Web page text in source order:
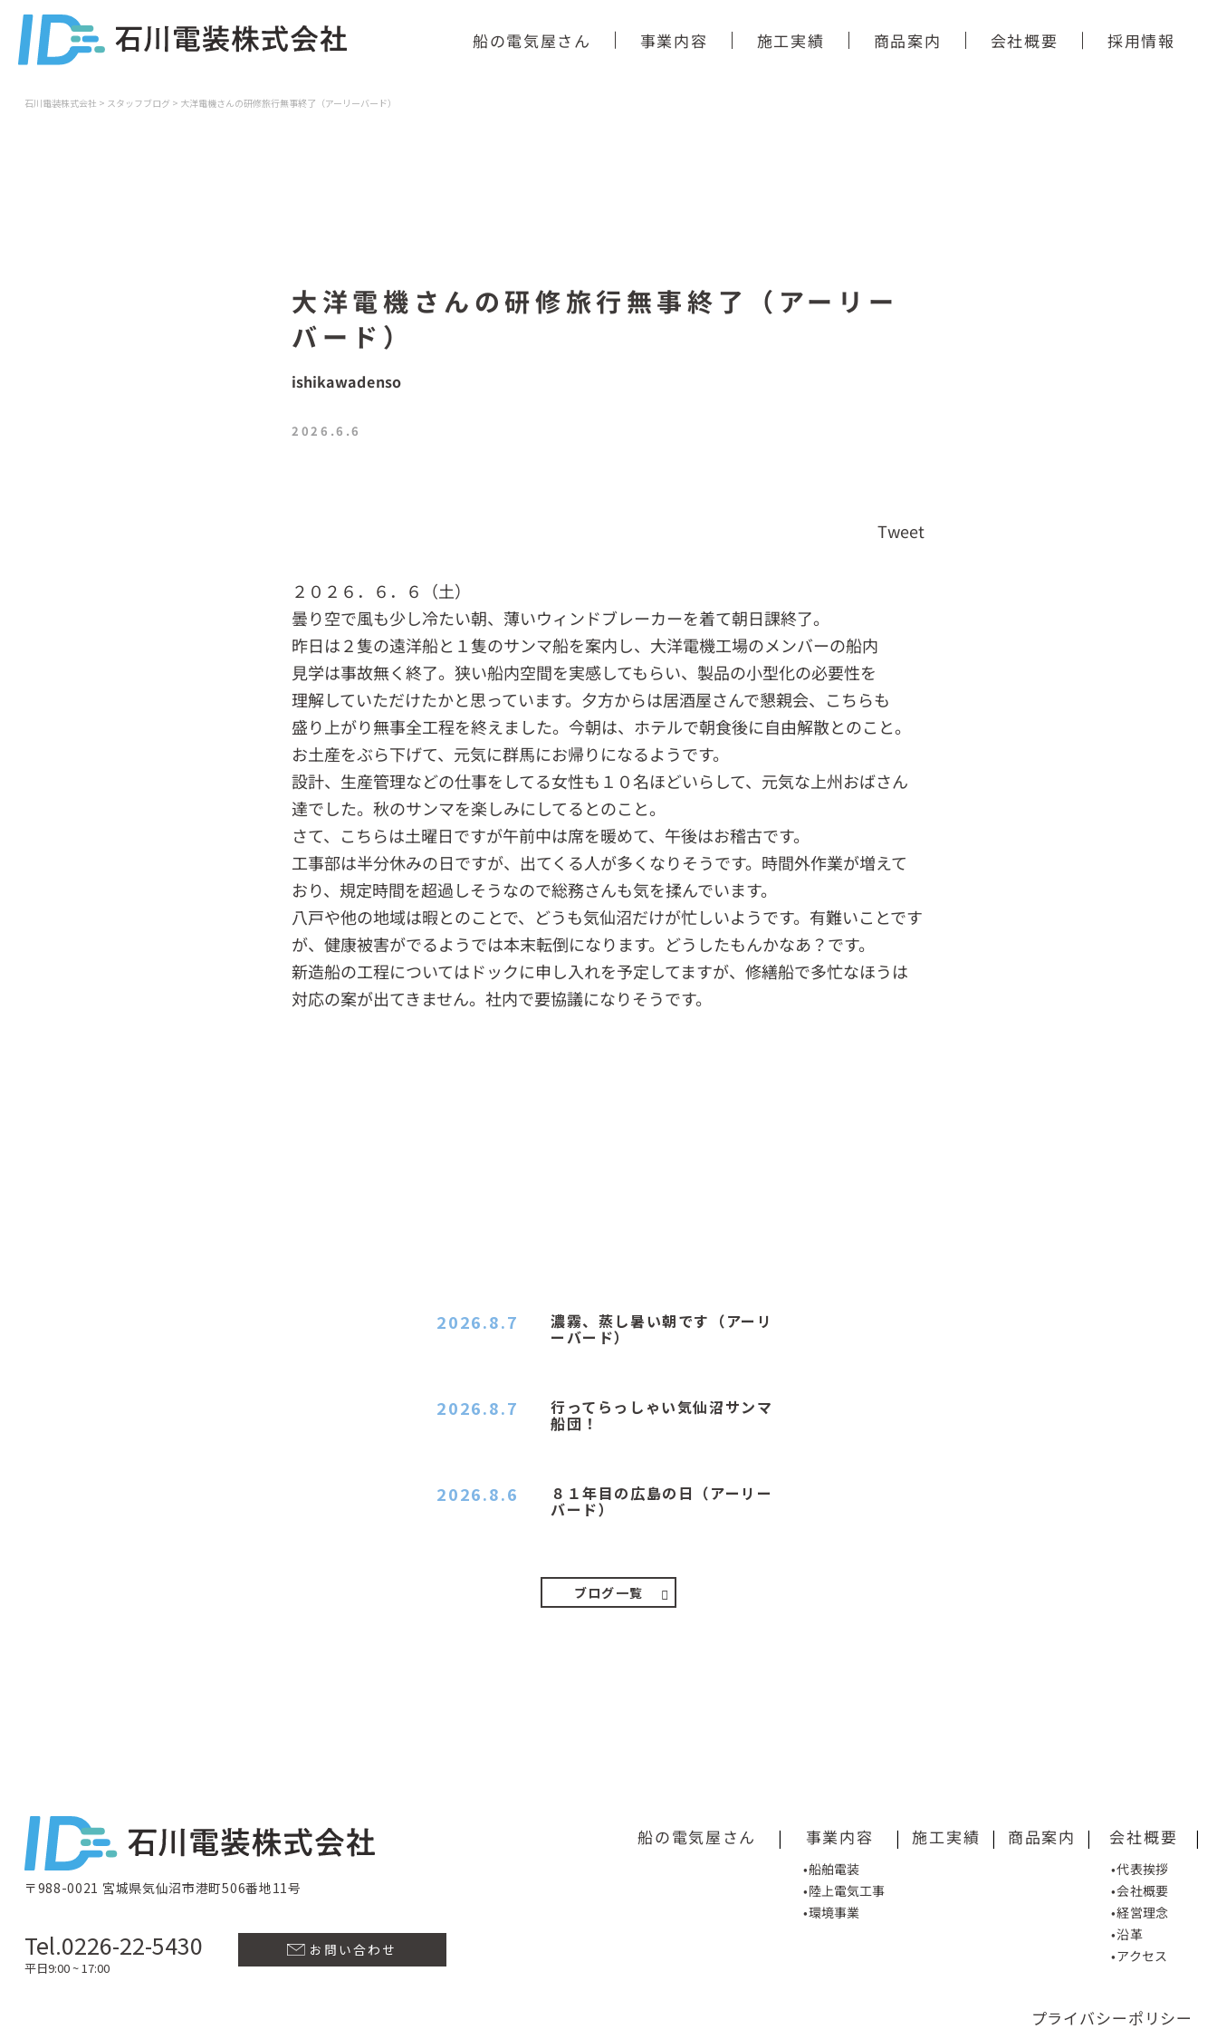
船の電気屋さん 事業内容 施工実績 商品案内 会社概要 採用情報
石川電装株式会社 > スタッフブログ > 大洋電機さんの研修旅行無事終了（アーリーバード）
大洋電機さんの研修旅行無事終了（アーリー
バード）
ishikawadenso
2026.6.6
Tweet
２０２６．６．６（土）
曇り空で風も少し冷たい朝、薄いウィンドブレーカーを着て朝日課終了。
昨日は２隻の遠洋船と１隻のサンマ船を案内し、大洋電機工場のメンバーの船内
見学は事故無く終了。狭い船内空間を実感してもらい、製品の小型化の必要性を
理解していただけたかと思っています。夕方からは居酒屋さんで懇親会、こちらも
盛り上がり無事全工程を終えました。今朝は、ホテルで朝食後に自由解散とのこと。
お土産をぶら下げて、元気に群馬にお帰りになるようです。
設計、生産管理などの仕事をしてる女性も１０名ほどいらして、元気な上州おばさん
達でした。秋のサンマを楽しみにしてるとのこと。
さて、こちらは土曜日ですが午前中は席を暖めて、午後はお稽古です。
工事部は半分休みの日ですが、出てくる人が多くなりそうです。時間外作業が増えて
おり、規定時間を超過しそうなので総務さんも気を揉んでいます。
八戸や他の地域は暇とのことで、どうも気仙沼だけが忙しいようです。有難いことです
が、健康被害がでるようでは本末転倒になります。どうしたもんかなあ？です。
新造船の工程についてはドックに申し入れを予定してますが、修繕船で多忙なほうは
対応の案が出てきません。社内で要協議になりそうです。
濃霧、蒸し暑い朝です（アーリ
ーバード）
2026.8.7
行ってらっしゃい気仙沼サンマ
船団！
2026.8.7
８１年目の広島の日（アーリー
バード）
2026.8.6
ブログ一覧
〒988-0021 宮城県気仙沼市港町506番地11号
Tel.0226-22-5430
平日9:00 ~ 17:00
お問い合わせ
船の電気屋さん | 事業内容
•船舶電装
•陸上電気工事
•環境事業
| 施工実績 | 商品案内 | 会社概要
•代表挨拶
•会社概要
•経営理念
•沿革
•アクセス
|
プライバシーポリシー